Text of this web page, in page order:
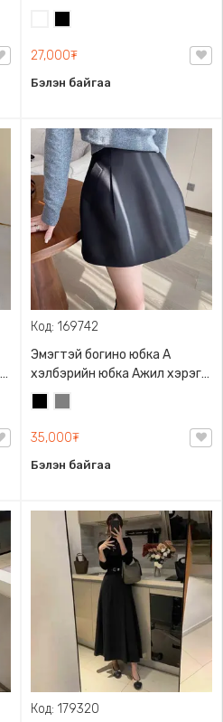
тухтай
27,000₮
Бэлэн байгаа
Код: 169742
Эмэгтэй богино юбка А
хэлбэрийн юбка Ажил хэрэгч
юбка юбка Цахилгаантай
юбка 2 талдаа карматай
35,000₮
Бэлэн байгаа
Код: 179320